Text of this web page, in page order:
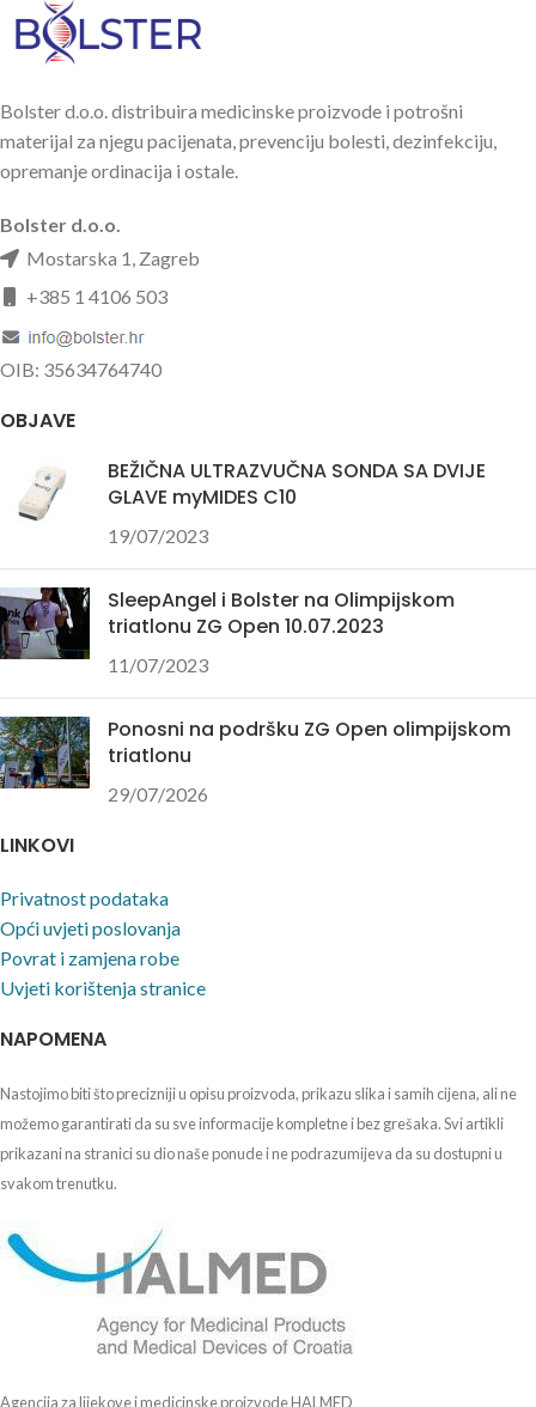
Bolster d.o.o. distribuira medicinske proizvode i potrošni
materijal za njegu pacijenata, prevenciju bolesti, dezinfekciju,
opremanje ordinacija i ostale.
Bolster d.o.o.
Mostarska 1, Zagreb
+385 1 4106 503
OIB: 35634764740
OBJAVE
BEŽIČNA ULTRAZVUČNA SONDA SA DVIJE
GLAVE myMIDES C10
19/07/2023
SleepAngel i Bolster na Olimpijskom
triatlonu ZG Open 10.07.2023
11/07/2023
Ponosni na podršku ZG Open olimpijskom
triatlonu
29/07/2026
LINKOVI
Privatnost podataka
Opći uvjeti poslovanja
Povrat i zamjena robe
Uvjeti korištenja stranice
NAPOMENA
Nastojimo biti što precizniji u opisu proizvoda, prikazu slika i samih cijena, ali ne
možemo garantirati da su sve informacije kompletne i bez grešaka. Svi artikli
prikazani na stranici su dio naše ponude i ne podrazumijeva da su dostupni u
svakom trenutku.
Agencija za lijekove i medicinske proizvode HALMED